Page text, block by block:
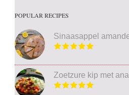
POPULAR RECIPES
Sinaasappel
Zoetzure kip met